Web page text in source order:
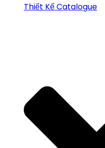
Thiết Kế Catalogue